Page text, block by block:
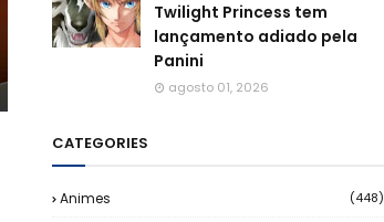
Twilight Princess tem
lançamento adiado pela
Panini
agosto 01, 2026
CATEGORIES
Animes (448)